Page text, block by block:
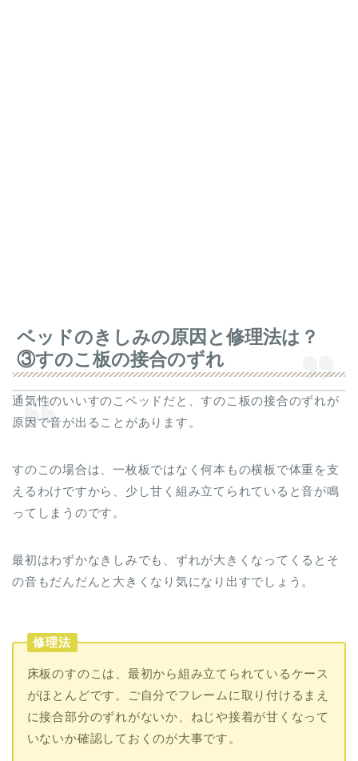
ベッドのきしみの原因と修理法は？
③すのこ板の接合のずれ
通気性のいいすのこベッドだと、すのこ板の接合のずれが
原因で音が出ることがあります。
すのこの場合は、一枚板ではなく何本もの横板で体重を支
えるわけですから、少し甘く組み立てられていると音が鳴
ってしまうのです。
最初はわずかなきしみでも、ずれが大きくなってくるとそ
の音もだんだんと大きくなり気になり出すでしょう。
修理法
床板のすのこは、最初から組み立てられているケース
がほとんどです。ご自分でフレームに取り付けるまえ
に接合部分のずれがないか、ねじや接着が甘くなって
いないか確認しておくのが大事です。